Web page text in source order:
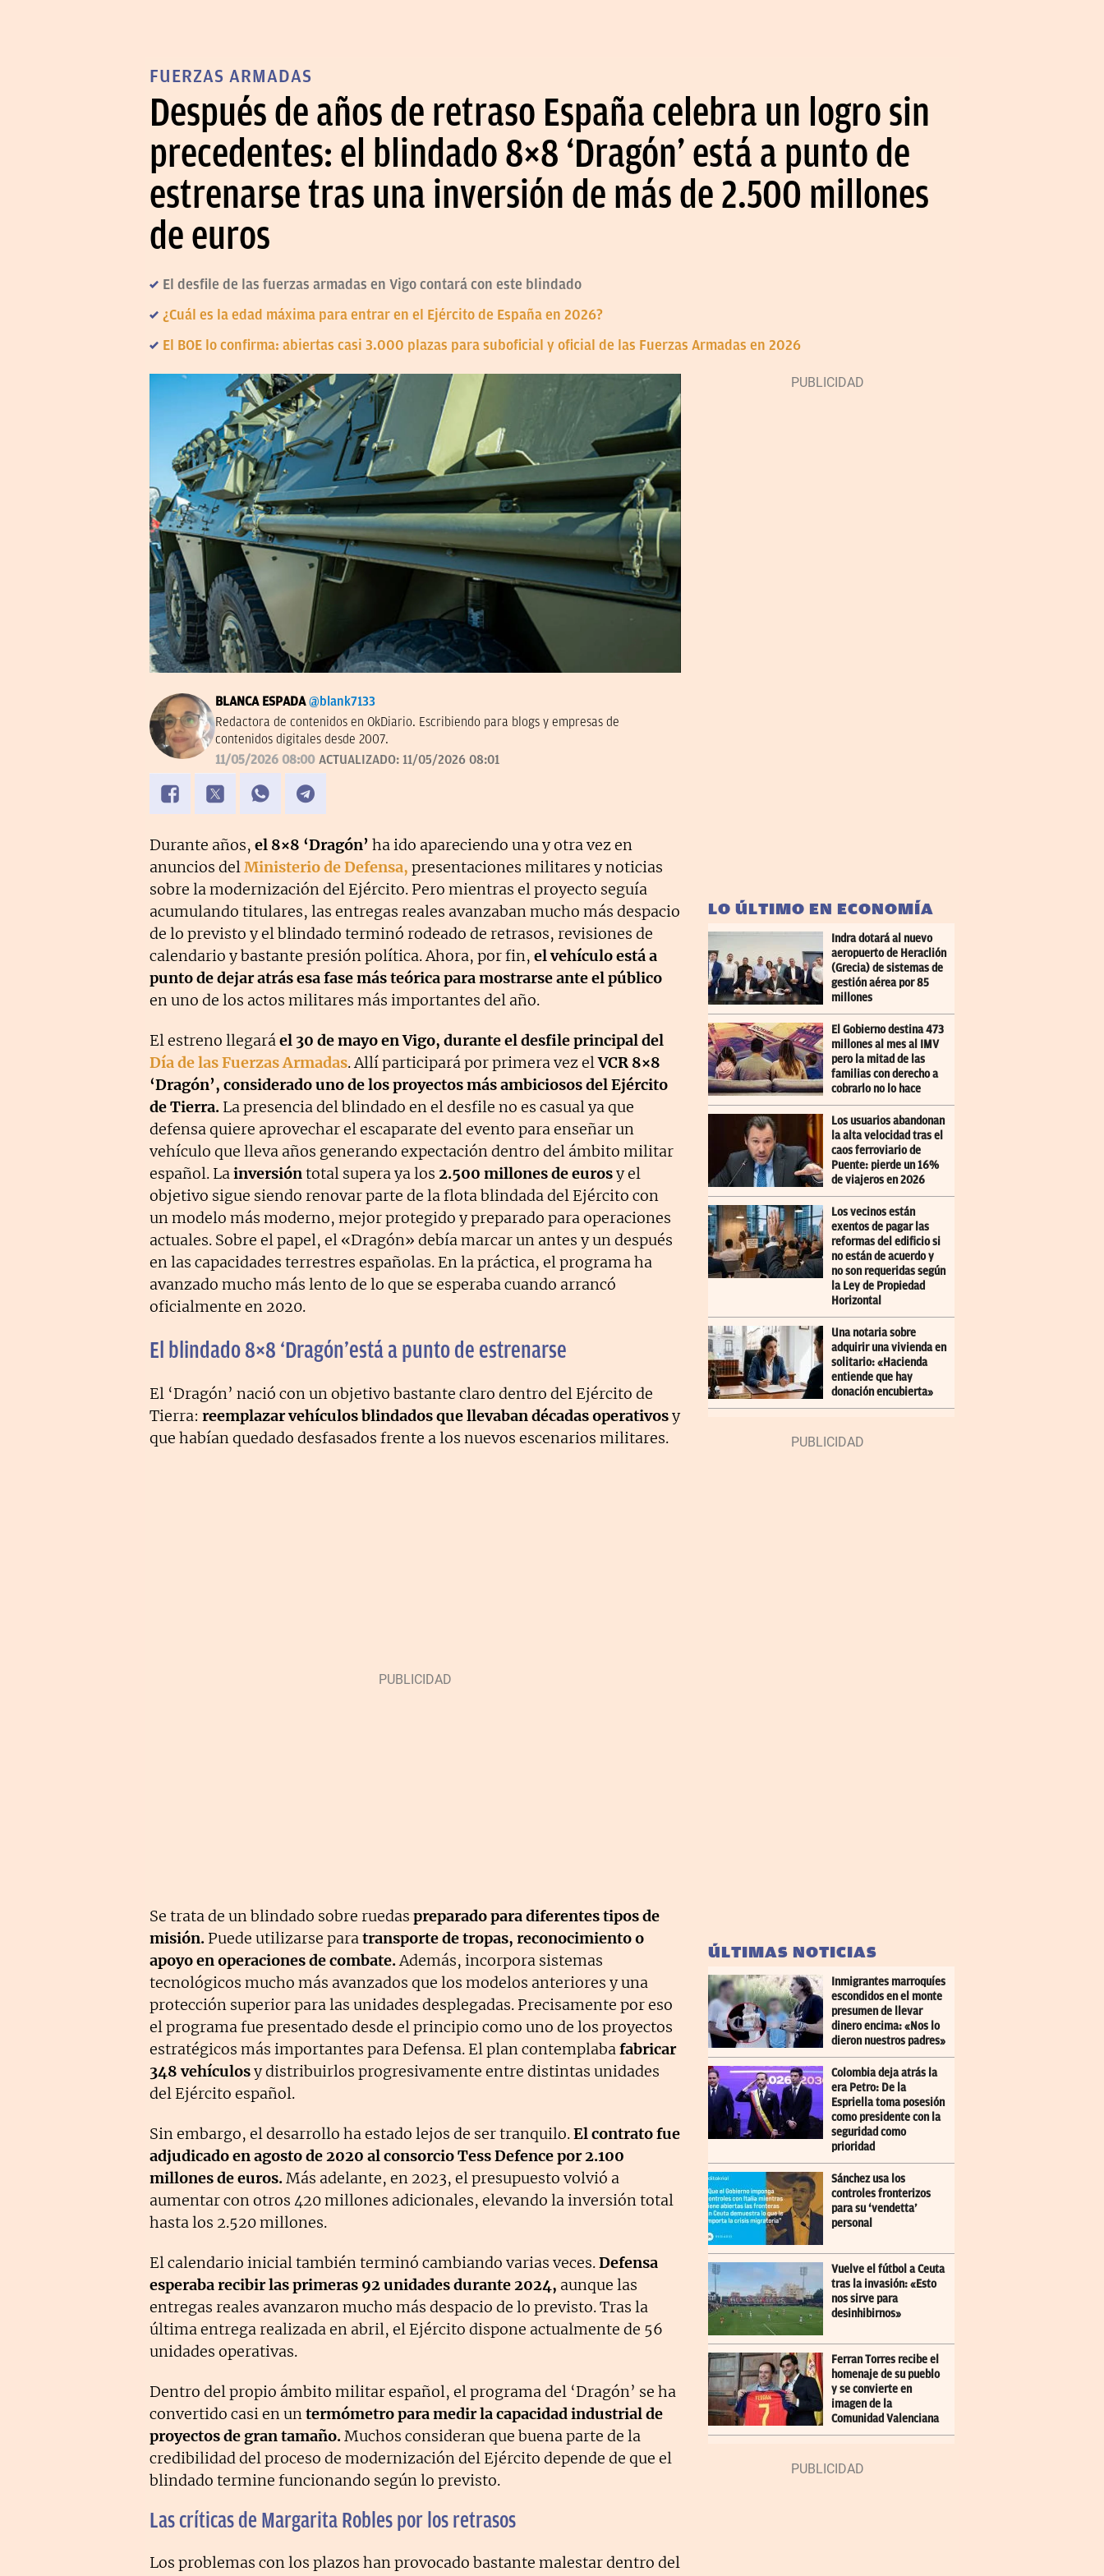
FUERZAS ARMADAS
Después de años de retraso España celebra un logro sin
precedentes: el blindado 8×8 ‘Dragón’ está a punto de
estrenarse tras una inversión de más de 2.500 millones
de euros
El desfile de las fuerzas armadas en Vigo contará con este blindado
¿Cuál es la edad máxima para entrar en el Ejército de España en 2026?
El BOE lo confirma: abiertas casi 3.000 plazas para suboficial y oficial de las Fuerzas Armadas en 2026
BLANCA ESPADA @blank7133
Redactora de contenidos en OkDiario. Escribiendo para blogs y empresas de
contenidos digitales desde 2007.
11/05/2026 08:00 ACTUALIZADO: 11/05/2026 08:01
Durante años, el 8×8 ‘Dragón’ ha ido apareciendo una y otra vez en
anuncios delMinisterio de Defensa, presentaciones militares y noticias
sobre la modernización del Ejército. Pero mientras el proyecto seguía
acumulando titulares, las entregas reales avanzaban mucho más despacio
de lo previsto y el blindado terminó rodeado de retrasos, revisiones de
calendario y bastante presión política. Ahora, por fin, el vehículo está a
punto de dejar atrás esa fase más teórica para mostrarse ante el público
en uno de los actos militares más importantes del año.
El estreno llegaráel 30 de mayo en Vigo, durante el desfile principal del
Día de las Fuerzas Armadas. Allí participará por primera vez elVCR 8×8
‘Dragón’, considerado uno de los proyectos más ambiciosos del Ejército
de Tierra. La presencia del blindado en el desfile no es casual ya que
defensa quiere aprovechar el escaparate del evento para enseñar un
vehículo que lleva años generando expectación dentro del ámbito militar
español. Lainversióntotal supera ya los 2.500 millones de eurosy el
objetivo sigue siendo renovar parte de la flota blindada del Ejército con
un modelo más moderno, mejor protegido y preparado para operaciones
actuales. Sobre el papel, el «Dragón» debía marcar un antes y un después
en las capacidades terrestres españolas. En la práctica, el programa ha
avanzado mucho más lento de lo que se esperaba cuando arrancó
oficialmente en 2020.
El blindado 8×8 ‘Dragón’está a punto de estrenarse
El ‘Dragón’ nació con un objetivo bastante claro dentro del Ejército de
Tierra: reemplazar vehículos blindados que llevaban décadas operativosy
que habían quedado desfasados frente a los nuevos escenarios militares.
Se trata de un blindado sobre ruedas preparado para diferentes tipos de
misión. Puede utilizarse paratransporte de tropas, reconocimiento o
apoyo en operaciones de combate.Además, incorpora sistemas
tecnológicos mucho más avanzados que los modelos anteriores y una
protección superior para las unidades desplegadas. Precisamente por eso
el programa fue presentado desde el principio como uno de los proyectos
estratégicos más importantes para Defensa. El plan contemplabafabricar
348 vehículosy distribuirlos progresivamente entre distintas unidades
del Ejército español.
Sin embargo, el desarrollo ha estado lejos de ser tranquilo.El contrato fue
adjudicado en agosto de 2020 al consorcio Tess Defence por 2.100
millones de euros.Más adelante, en 2023, el presupuesto volvió a
aumentar con otros 420 millones adicionales, elevando la inversión total
hasta los 2.520 millones.
El calendario inicial también terminó cambiando varias veces.Defensa
esperaba recibir las primeras 92 unidades durante 2024, aunque las
entregas reales avanzaron mucho más despacio de lo previsto. Tras la
última entrega realizada en abril, el Ejército dispone actualmente de 56
unidades operativas.
Dentro del propio ámbito militar español, el programa del ‘Dragón’ se ha
convertido casi en untermómetro para medir la capacidad industrial de
proyectos de gran tamaño.Muchos consideran que buena parte de la
credibilidad del proceso de modernización del Ejército depende de que el
blindado termine funcionando según lo previsto.
Las críticas de Margarita Robles por los retrasos
Los problemas con los plazos han provocado bastante malestar dentro del
LO ÚLTIMO EN ECONOMÍA
Indra dotará al nuevo
aeropuerto de Heraclión
(Grecia) de sistemas de
gestión aérea por 85
millones
El Gobierno destina 473
millones al mes al IMV
pero la mitad de las
familias con derecho a
cobrarlo no lo hace
Los usuarios abandonan
la alta velocidad tras el
caos ferroviario de
Puente: pierde un 16%
de viajeros en 2026
Los vecinos están
exentos de pagar las
reformas del edificio si
no están de acuerdo y
no son requeridas según
la Ley de Propiedad
Horizontal
Una notaria sobre
adquirir una vivienda en
solitario: «Hacienda
entiende que hay
donación encubierta»
ÚLTIMAS NOTICIAS
Inmigrantes marroquíes
escondidos en el monte
presumen de llevar
dinero encima: «Nos lo
dieron nuestros padres»
Colombia deja atrás la
era Petro: De la
Espriella toma posesión
como presidente con la
seguridad como
prioridad
Sánchez usa los
controles fronterizos
para su ‘vendetta’
personal
Vuelve el fútbol a Ceuta
tras la invasión: «Esto
nos sirve para
desinhibirnos»
Ferran Torres recibe el
homenaje de su pueblo
y se convierte en
imagen de la
Comunidad Valenciana